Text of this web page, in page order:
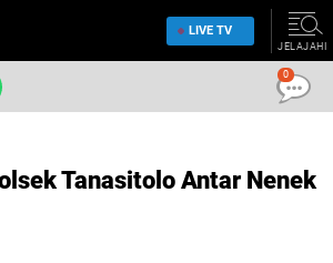
LIVE TV
JELAJAHI
Tanasitolo Antar Nenek
0